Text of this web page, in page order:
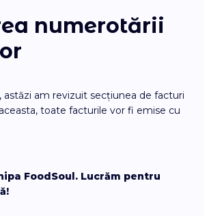
numerotării
astăzi am revizuit secțiunea de facturi
toate facturile vor fi emise cu
FoodSoul. Lucrăm pentru